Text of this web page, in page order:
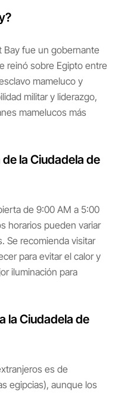
Bay fue un gobernante
reinó sobre Egipto entre
mameluco y
militar y liderazgo,
mamelucos más
la Ciudadela de
de 9:00 AM a 5:00
horarios pueden variar
Se recomienda visitar
para evitar el calor y
iluminación para
la Ciudadela de
es de
egipcias), aunque los